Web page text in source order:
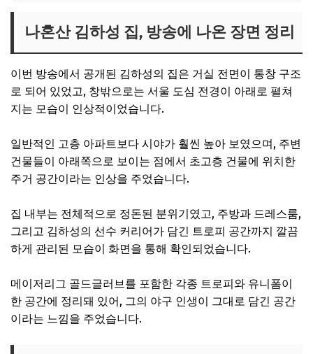
나혼산 김하성 집, 방송에 나온 장면 정리
이번 방송에서 공개된 김하성의 집은 거실 전면이 통창 구조
로 되어 있었고, 창밖으로는 서울 도심 전경이 아래로 펼쳐
지는 모습이 인상적이었습니다.
일반적인 고층 아파트보다 시야가 훨씬 높아 보였으며, 주변
건물들이 아래쪽으로 보이는 점에서 초고층 건물에 위치한
주거 공간이라는 인상을 주었습니다.
집 내부는 전체적으로 정돈된 분위기였고, 주방과 드레스룸,
그리고 김하성의 선수 커리어가 담긴 트로피 공간까지 깔끔
하게 관리된 모습이 화면을 통해 확인되었습니다.
메이저리그 골드글러브를 포함한 각종 트로피와 유니폼이
한 공간에 정리돼 있어, 그의 야구 인생이 그대로 담긴 공간
이라는 느낌을 주었습니다.